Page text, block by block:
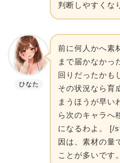
判断しやすくな
ひなた
前に何人かへ素
まで届かなかっ
回りだったかも
その状況なら育
まうほうが早い
ら次のキャラへ
になるわよ。 [/
因は、素材の量
ことが多いです